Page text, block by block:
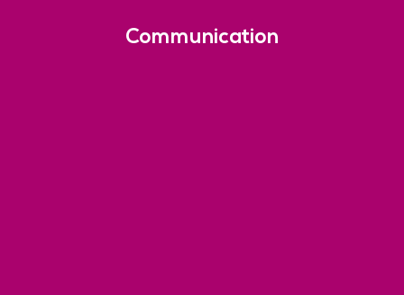
Communication